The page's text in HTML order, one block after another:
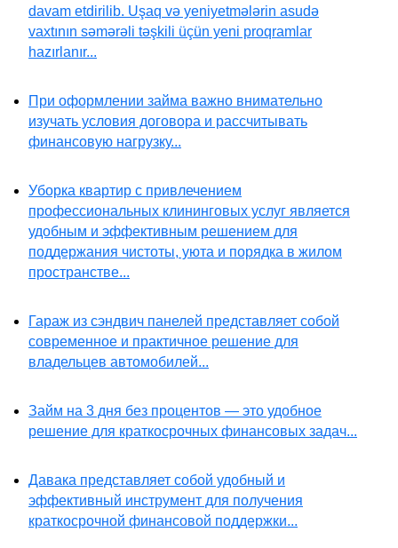
davam etdirilib. Uşaq və yeniyetmələrin asudə
vaxtının səmərəli təşkili üçün yeni proqramlar
hazırlanır...
При оформлении займа важно внимательно
изучать условия договора и рассчитывать
финансовую нагрузку...
Уборка квартир с привлечением
профессиональных клининговых услуг является
удобным и эффективным решением для
поддержания чистоты, уюта и порядка в жилом
пространстве...
Гараж из сэндвич панелей представляет собой
современное и практичное решение для
владельцев автомобилей...
Займ на 3 дня без процентов — это удобное
решение для краткосрочных финансовых задач...
Давака представляет собой удобный и
эффективный инструмент для получения
краткосрочной финансовой поддержки...